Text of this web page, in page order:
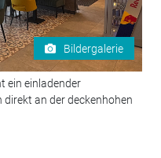
Bildergalerie
ein einladender
an der deckenhohen